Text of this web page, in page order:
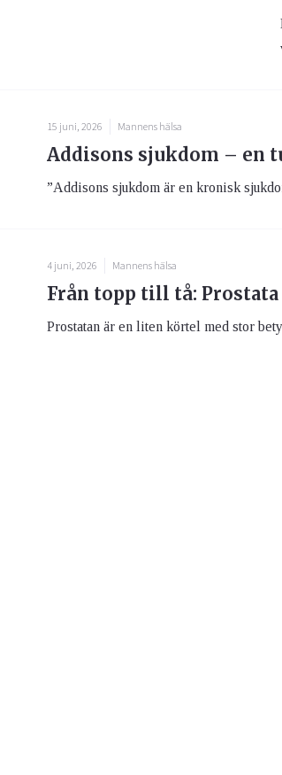
15 juni, 2026 Mannens hälsa
Addisons sjukdom – en
”Addisons sjukdom är en kronisk
4 juni, 2026 Mannens hälsa
Från topp till tå: Prostata
Prostatan är en liten körtel med stor